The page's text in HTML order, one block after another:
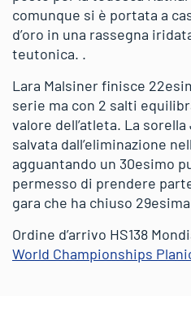
comunque si è portata a
d’oro in una rassegna
teutonica. .
Lara Malsiner finisce
serie ma con 2 salti
valore dell’atleta. La
salvata dall’eliminazione
agguantando un 30esimo
permesso di prendere
gara che ha chiuso
Ordine d’arrivo HS138
World Championships